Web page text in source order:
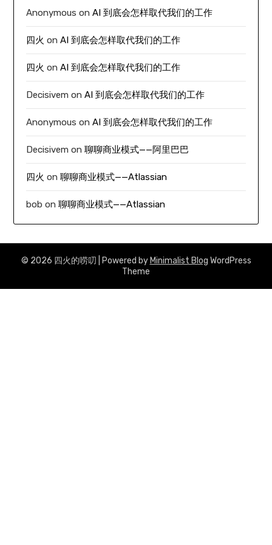
Anonymous onAI 到底会怎样取代我们的工作
四火 onAI 到底会怎样取代我们的工作
四火 onAI 到底会怎样取代我们的工作
Decisivem onAI 到底会怎样取代我们的工作
Anonymous onAI 到底会怎样取代我们的工作
Decisivem on聊聊商业模式——阿里巴巴
四火 on聊聊商业模式——Atlassian
bob on聊聊商业模式——Atlassian
© 2026 四火的唠叨 | Powered by Minimalist Blog WordPress
Theme